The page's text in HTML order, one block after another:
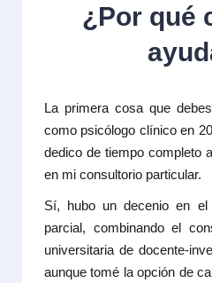
¿Por qué
La primera cosa que
como psicólogo clínico en
dedico de tiempo completo
en mi consultorio particular.
Sí, hubo un decenio en
parcial, combinando el
universitaria de docente-
aunque tomé la opción de